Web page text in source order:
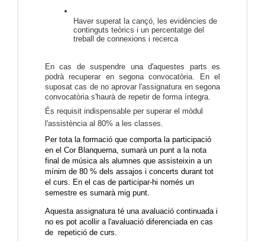
Haver superat la cançó, les evidències de
continguts teòrics i un percentatge del
treball de connexions i recerca
En cas de suspendre una d'aquestes parts es
podrà recuperar en segona convocatòria. En el
suposat cas de no aprovar l'assignatura en segona
convocatòria s'haurà de repetir de forma íntegra.
És requisit indispensable per superar el mòdul
l'assistència al 80% a les classes.
Per tota la formació que comporta la participació
en el Cor Blanquerna, sumarà un punt a la nota
final de música als alumnes que assisteixin a un
mínim de 80 % dels assajos i concerts durant tot
el curs. En el cas de participar-hi només un
semestre es sumarà mig punt.
Aquesta assignatura té una avaluació continuada i
no es pot acollir a l'avaluació diferenciada en cas
de repetició de curs.